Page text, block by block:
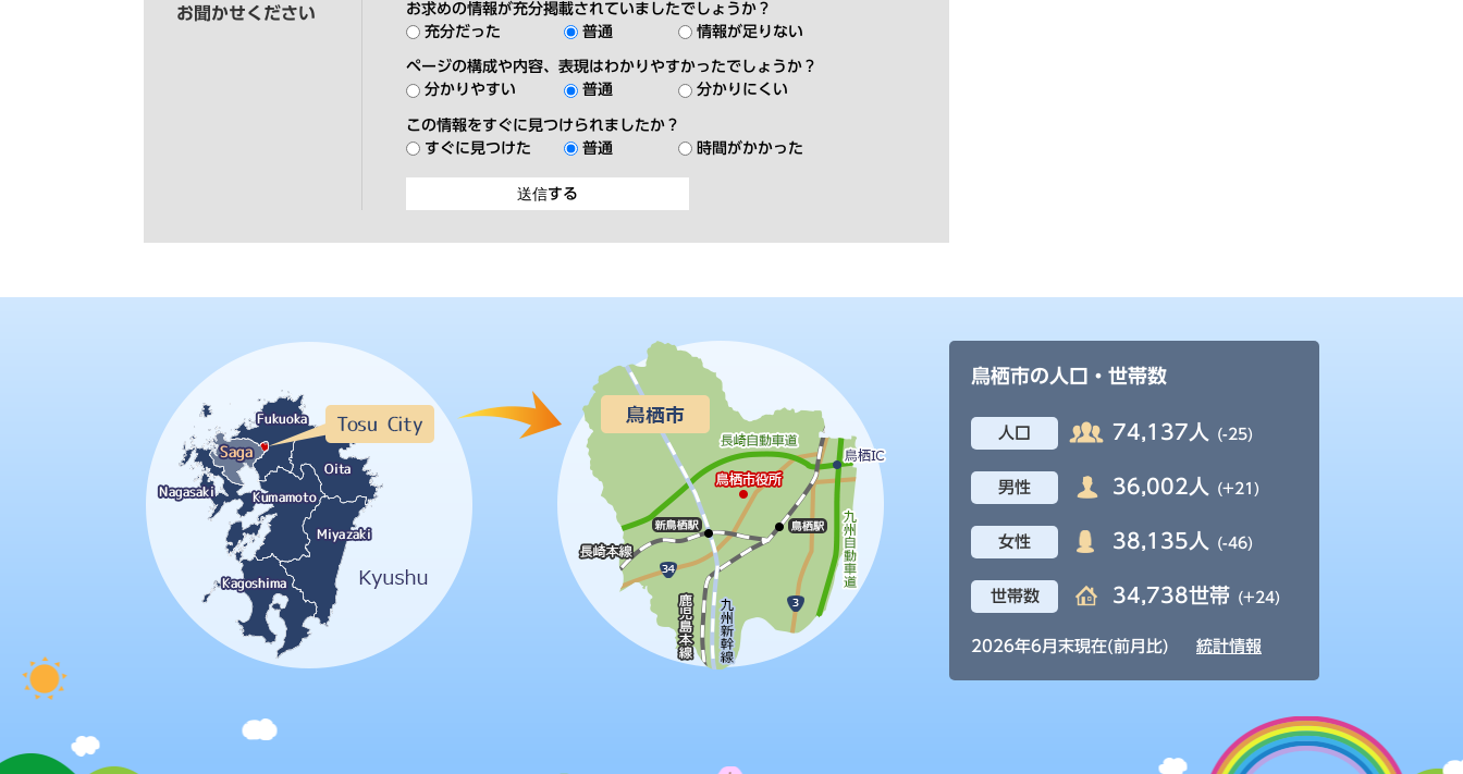
お聞かせください
お求めの情報が充分掲載されていましたでしょうか？
充分だった
普通 情報が足りない
ページの構成や内容、表現はわかりやすかったでしょうか？
分かりやすい
普通 分かりにくい
この情報をすぐに見つけられましたか？
すぐに見つけた
普通 時間がかかった
鳥栖市の人口・世帯数
人口 74,137人 (-25)
男性 36,002人 (+21)
女性 38,135人 (-46)
世帯数 34,738世帯 (+24)
2026年6月末現在(前月比) 統計情報